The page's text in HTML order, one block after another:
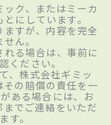
ク、またはミーカ
にしています。
すが、内容を完全
ん。
る場合は、事前に
ください。
、株式会社ギミッ
の賠償の責任を一
ある場合には、お
でご連絡をいただ
す。